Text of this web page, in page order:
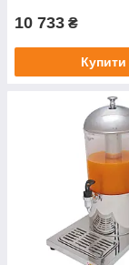
10 733 ₴
Купити